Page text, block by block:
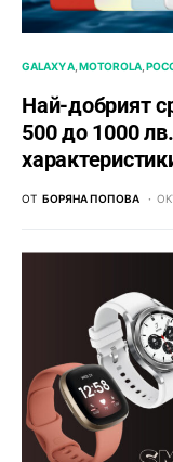
GALAXY A MOTOROLA
Най-добрият
500 до 1000
ОТ БОРЯНА ПОПОВА